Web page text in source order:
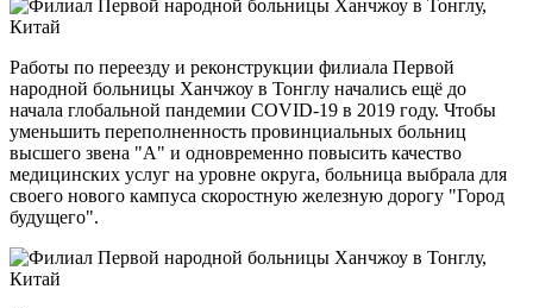
Работы по переезду и реконструкции филиала Первой
народной больницы Ханчжоу в Тонглу начались ещё до
начала глобальной пандемии COVID-19 в 2019 году. Чтобы
уменьшить переполненность провинциальных больниц
высшего звена "А" и одновременно повысить качество
медицинских услуг на уровне округа, больница выбрала для
своего нового кампуса скоростную железную дорогу "Город
будущего".